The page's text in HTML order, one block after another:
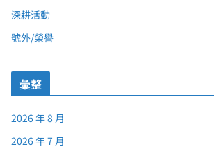
深耕活動
號外/榮譽
彙整
2026 年 8 月
2026 年 7 月